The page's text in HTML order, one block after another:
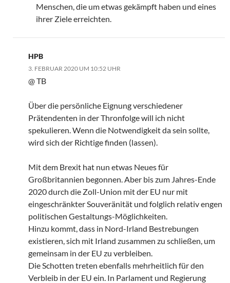
Menschen, die um etwas gekämpft haben und eines
ihrer Ziele erreichten.
HPB
3. FEBRUAR 2020 UM 10:52 UHR
@ TB
Über die persönliche Eignung verschiedener
Prätendenten in der Thronfolge will ich nicht
spekulieren. Wenn die Notwendigkeit da sein sollte,
wird sich der Richtige finden (lassen).
Mit dem Brexit hat nun etwas Neues für
Großbritannien begonnen. Aber bis zum Jahres-Ende
2020 durch die Zoll-Union mit der EU nur mit
eingeschränkter Souveränität und folglich relativ engen
politischen Gestaltungs-Möglichkeiten.
Hinzu kommt, dass in Nord-Irland Bestrebungen
existieren, sich mit Irland zusammen zu schließen, um
gemeinsam in der EU zu verbleiben.
Die Schotten treten ebenfalls mehrheitlich für den
Verbleib in der EU ein. In Parlament und Regierung